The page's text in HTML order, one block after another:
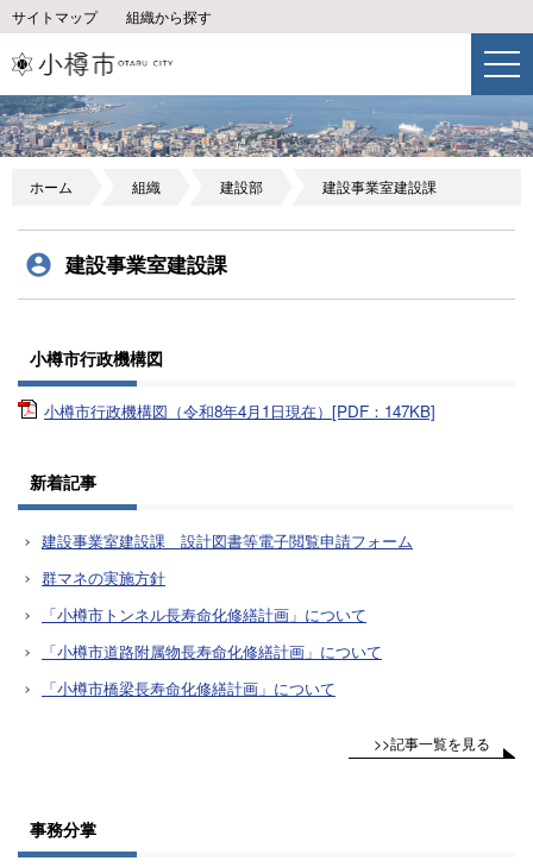
サイトマップ 組織から探す
ホーム 組織 建設部 建設事業室建設課
建設事業室建設課
小樽市行政機構図
小樽市行政機構図（令和8年4月1日現在）[PDF：147KB]
新着記事
建設事業室建設課 設計図書等電子閲覧申請フォーム
群マネの実施方針
「小樽市トンネル長寿命化修繕計画」について
「小樽市道路附属物長寿命化修繕計画」について
「小樽市橋梁長寿命化修繕計画」について
>>記事一覧を見る
事務分掌